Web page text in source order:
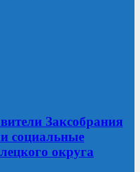
Заксобрания
социальные
округа